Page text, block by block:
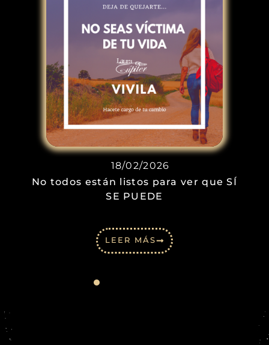
18/02/2026
No todos están listos para ver que SÍ
SE PUEDE
LEER MÁS